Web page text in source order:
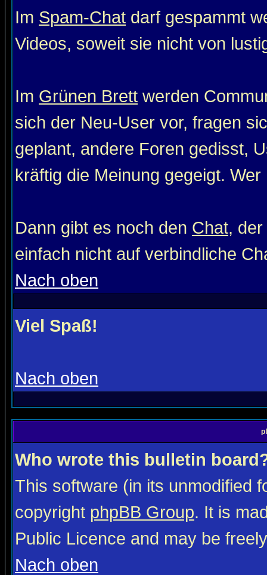
Im Spam-Chat darf gespammt
Videos, soweit sie nicht von
Im Grünen Brett werden
sich der Neu-User vor, fragen
geplant, andere Foren gedisst,
kräftig die Meinung gegeigt.
Dann gibt es noch den Chat,
einfach nicht auf verbindliche
Nach oben
Viel Spaß!
Nach oben
Who wrote this bulletin
This software (in its unmodified
copyright phpBB Group. It is
Public Licence and may be
Nach oben